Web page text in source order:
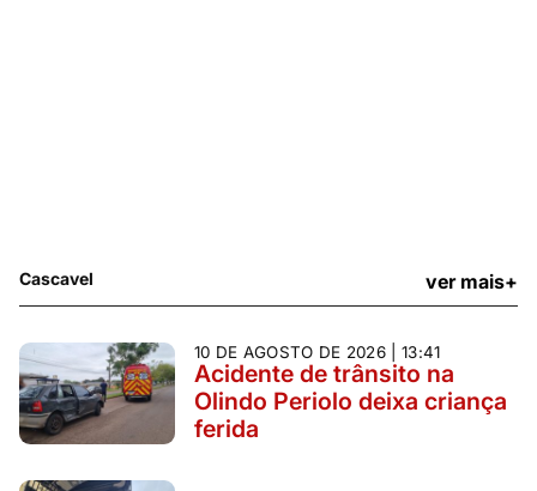
Cascavel ver mais+
10 DE AGOSTO DE 2026 | 13:41
Acidente de trânsito na
Olindo Periolo deixa criança
ferida